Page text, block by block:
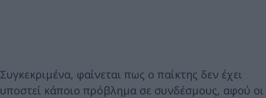
Συγκεκριμένα, φαίνεται πως ο παίκτης δεν έχει
υποστεί κάποιο πρόβλημα σε συνδέσμους, αφού οι